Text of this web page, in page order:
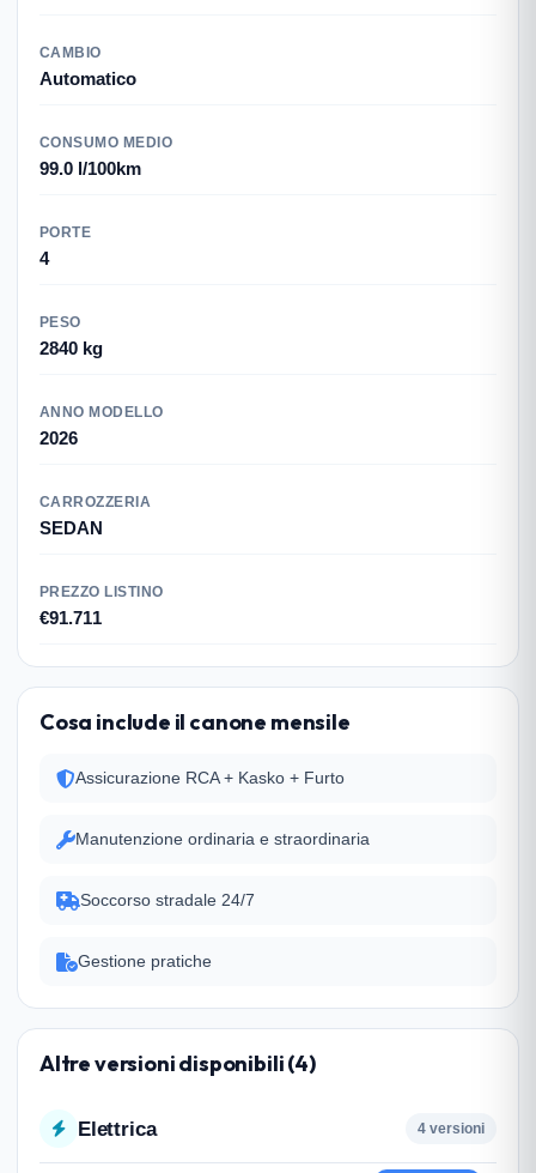
CAMBIO
Automatico
CONSUMO MEDIO
99.0 l/100km
PORTE
4
PESO
2840 kg
ANNO MODELLO
2026
CARROZZERIA
SEDAN
PREZZO LISTINO
€91.711
Cosa include il canone mensile
Assicurazione RCA + Kasko + Furto
Manutenzione ordinaria e straordinaria
Soccorso stradale 24/7
Gestione pratiche
Altre versioni disponibili (4)
Elettrica 4 versioni